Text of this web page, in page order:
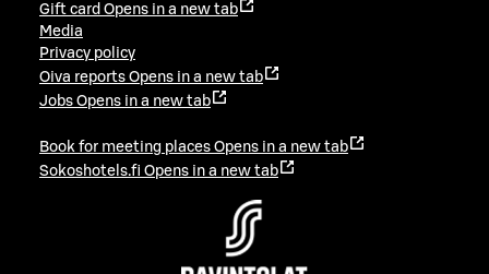
Gift card Opens in a new tab
Media
Privacy policy
Oiva reports Opens in a new tab
Jobs Opens in a new tab
Book for meeting places Opens in a new tab
Sokoshotels.fi Opens in a new tab